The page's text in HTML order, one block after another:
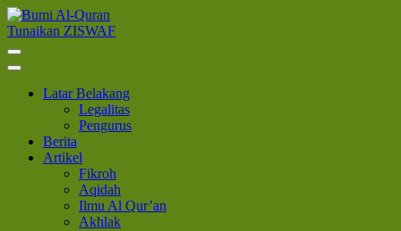
Lompat
ke
konten
(Tekan
Tunaikan ZISWAF
Latar Belakang
Legalitas
Pengurus
Berita
Artikel
Fikroh
Aqidah
Ilmu Al Qur’an
Akhlak